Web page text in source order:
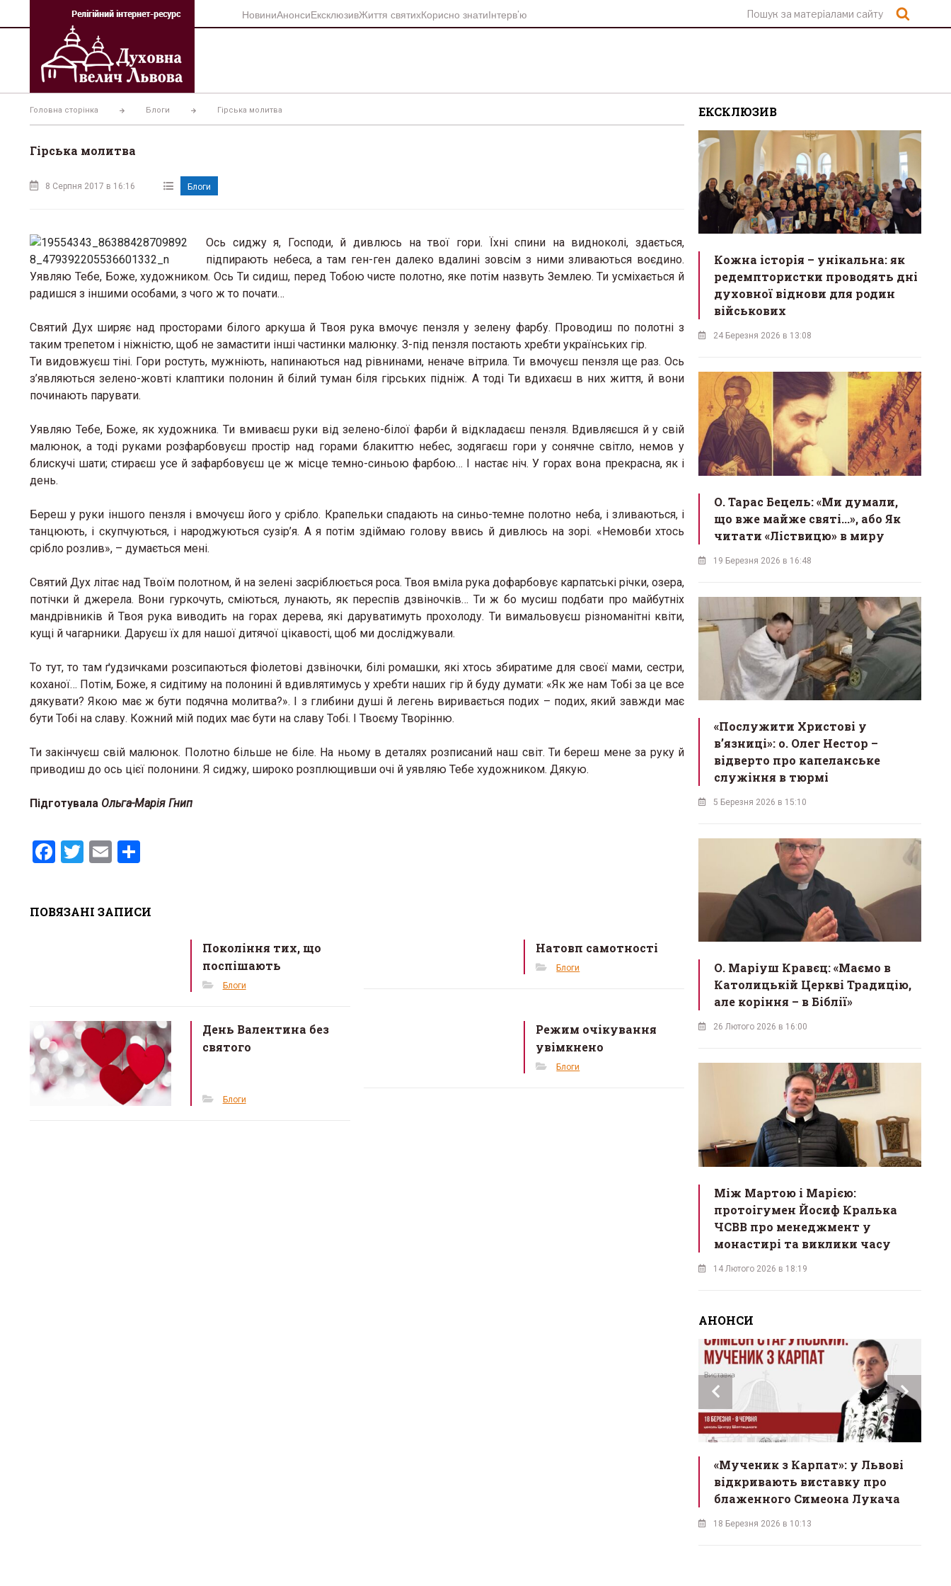
вмісту
НовиниАнонсиЕксклюзивЖиття святихКорисно знатиІнтерв’ю
Головна сторінка Блоги Гірська молитва
Гірська молитва
8 Серпня 2017 в 16:16 Блоги
Ось сиджу я, Господи, й дивлюсь на твої гори. Їхні спини на видноколі, здається,
підпирають небеса, а там ген-ген далеко вдалині зовсім з ними зливаються воєдино.
Уявляю Тебе, Боже, художником. Ось Ти сидиш, перед Тобою чисте полотно, яке потім назвуть Землею. Ти усміхається й
радишся з іншими особами, з чого ж то почати…
Святий Дух ширяє над просторами білого аркуша й Твоя рука вмочує пензля у зелену фарбу. Проводиш по полотні з
таким трепетом і ніжністю, щоб не замастити інші частинки малюнку. З-під пензля постають хребти українських гір.
Ти видовжуєш тіні. Гори ростуть, мужніють, напинаються над рівнинами, неначе вітрила. Ти вмочуєш пензля ще раз. Ось
з’являються зелено-жовті клаптики полонин й білий туман біля гірських підніж. А тоді Ти вдихаєш в них життя, й вони
починають парувати.
Уявляю Тебе, Боже, як художника. Ти вмиваєш руки від зелено-білої фарби й відкладаєш пензля. Вдивляєшся й у свій
малюнок, а тоді руками розфарбовуєш простір над горами блакиттю небес, зодягаєш гори у сонячне світло, немов у
блискучі шати; стираєш усе й зафарбовуєш це ж місце темно-синьою фарбою… І настає ніч. У горах вона прекрасна, як і
день.
Береш у руки іншого пензля і вмочуєш його у срібло. Крапельки спадають на синьо-темне полотно неба, і зливаються, і
танцюють, і скупчуються, і народжуються сузір’я. А я потім здіймаю голову ввись й дивлюсь на зорі. «Немовби хтось
срібло розлив», – думається мені.
Святий Дух літає над Твоїм полотном, й на зелені засріблюється роса. Твоя вміла рука дофарбовує карпатські річки, озера,
потічки й джерела. Вони гуркочуть, сміються, лунають, як переспів дзвіночків… Ти ж бо мусиш подбати про майбутніх
мандрівників й Твоя рука виводить на горах дерева, які даруватимуть прохолоду. Ти вимальовуєш різноманітні квіти,
кущі й чагарники. Даруєш їх для нашої дитячої цікавості, щоб ми досліджували.
То тут, то там ґудзичками розсипаються фіолетові дзвіночки, білі ромашки, які хтось збиратиме для своєї мами, сестри,
коханої… Потім, Боже, я сидітиму на полонині й вдивлятимусь у хребти наших гір й буду думати: «Як же нам Тобі за це все
дякувати? Якою має ж бути подячна молитва?». І з глибини душі й легень виривається подих – подих, який завжди має
бути Тобі на славу. Кожний мій подих має бути на славу Тобі. І Твоєму Творінню.
Ти закінчуєш свій малюнок. Полотно більше не біле. На ньому в деталях розписаний наш світ. Ти береш мене за руку й
приводиш до ось цієї полонини. Я сиджу, широко розплющивши очі й уявляю Тебе художником. Дякую.
Підготувала Ольга-Марія Гнип
F
b
T
er
E
e
ПОВЯЗАНІ ЗАПИСИ
Покоління тих, що
поспішають
Блоги
Натовп самотності
Блоги
День Валентина без
святого
Блоги
Режим очікування
увімкнено
Блоги
ЕКСКЛЮЗИВ
Кожна історія – унікальна: як
редемптористки проводять дні
духовної віднови для родин
військових
24 Березня 2026 в 13:08
О. Тарас Бецель: «Ми думали,
що вже майже святі...», або Як
читати «Ліствицю» в миру
19 Березня 2026 в 16:48
«Послужити Христові у
вʼязниці»: о. Олег Нестор –
відверто про капеланське
служіння в тюрмі
5 Березня 2026 в 15:10
О. Маріуш Кравєц: «Маємо в
Католицькій Церкві Традицію,
але коріння – в Біблії»
26 Лютого 2026 в 16:00
Між Мартою і Марією:
протоігумен Йосиф Кралька
ЧСВВ про менеджмент у
монастирі та виклики часу
14 Лютого 2026 в 18:19
АНОНСИ
«Мученик з Карпат»: у Львові
відкривають виставку про
блаженного Симеона Лукача
18 Березня 2026 в 10:13